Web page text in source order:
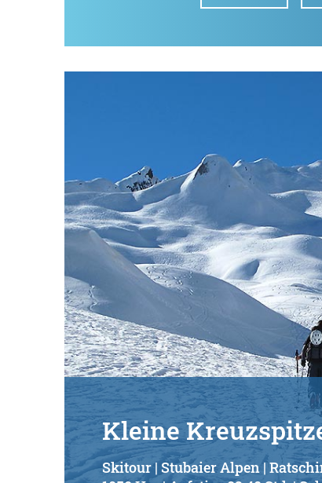
Region:
Gebirge:
Suchbegriff:
Kleine
Skitour | Stubaier Alpen |